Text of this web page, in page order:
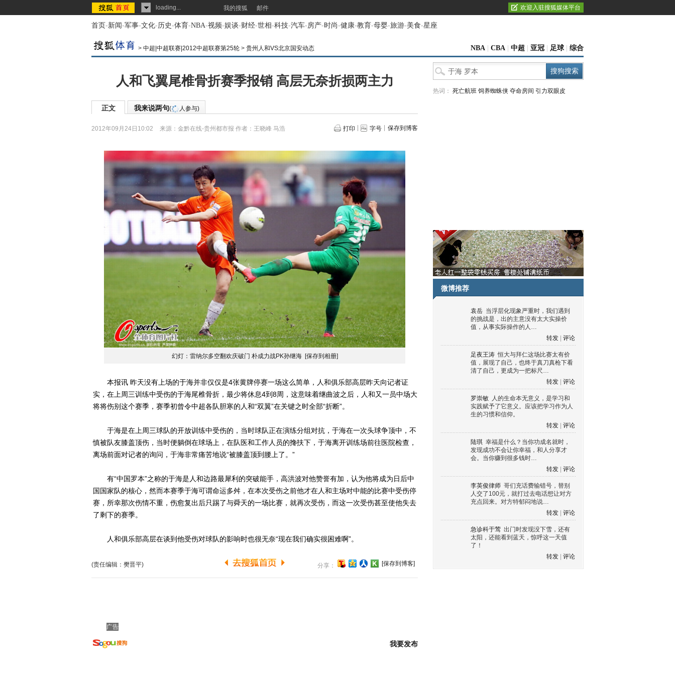
loading... 我的搜狐 邮件 欢迎入驻搜狐媒体平台
首页-新闻-军事-文化-历史-体育-NBA-视频-娱谈-财经-世相-科技-汽车-房产-时尚-健康-教育-母婴-旅游-美食-星座
> 中超|中超联赛|2012中超联赛第25轮 > 贵州人和VS北京国安动态 NBA CBA 中超 亚冠 足球 综合
人和飞翼尾椎骨折赛季报销 高层无奈折损两主力
正文 我来说两句( 人参与)
2012年09月24日10:02 来源： 金黔在线-贵州都市报 作者：王晓峰 马浩 打印 字号 保存到博客
幻灯：雷纳尔多空翻欢庆破门 朴成力战PK孙继海 [保存到相册]
本报讯 昨天没有上场的于海并非仅仅是4张黄牌停赛一场这么简单，人和俱乐部高层昨天向记者证
实，在上周三训练中受伤的于海尾椎骨折，最少将休息4到8周，这意味着继曲波之后，人和又一员中场大
将将伤别这个赛季，赛季初曾令中超各队胆寒的人和“双翼”在关键之时全部“折断”。
于海是在上周三球队的开放训练中受伤的，当时球队正在演练分组对抗，于海在一次头球争顶中，不
慎被队友膝盖顶伤，当时便躺倒在球场上，在队医和工作人员的搀扶下，于海离开训练场前往医院检查，
离场前面对记者的询问，于海非常痛苦地说“被膝盖顶到腰上了。”
有“中国罗本”之称的于海是人和边路最犀利的突破能手，高洪波对他赞誉有加，认为他将成为日后中
国国家队的核心，然而本赛季于海可谓命运多舛，在本次受伤之前他才在人和主场对中能的比赛中受伤停
赛，所幸那次伤情不重，伤愈复出后只踢了与舜天的一场比赛，就再次受伤，而这一次受伤甚至使他失去
了剩下的赛季。
人和俱乐部高层在谈到他受伤对球队的影响时也很无奈“现在我们确实很困难啊”。
(责任编辑：樊晋平) 分享： [保存到博客]
广告
我要发布
热词： 死亡航班 饲养蜘蛛侠 夺命房间 引力双眼皮
微博推荐
袁岳 当浮层化现象严重时，我们遇到
的挑战是，出的主意没有太大实操价
值，从事实际操作的人…
转发
评论
足夜王涛 恒大与拜仁这场比赛太有价
值，展现了自己，也终于真刀真枪下看
清了自己，更成为一把标尺…
转发
评论
罗崇敏 人的生命本无意义，是学习和
实践赋予了它意义。应该把学习作为人
生的习惯和信仰。
转发
评论
陆琪 幸福是什么？当你功成名就时，
发现成功不会让你幸福，和人分享才
会。当你赚到很多钱时…
转发
评论
李英俊律师 哥们充话费输错号，替别
人交了100元，就打过去电话想让对方
充点回来。对方特郁闷地说…
转发
评论
急诊科于莺 出门时发现没下雪，还有
太阳，还能看到蓝天，惊呼这一天值
了！
转发
评论